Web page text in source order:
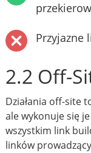
Przyjazne
2.2 Off-
Działania off-site
ale wykonuje się
wszystkim link
linków